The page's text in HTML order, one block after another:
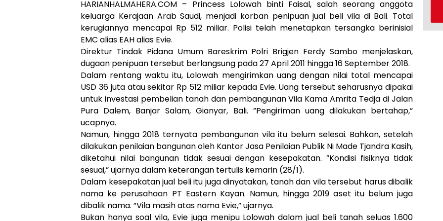
HARIANHALMAHERA.COM – Princess Lolowah binti Faisal, salah seorang anggota
keluarga Kerajaan Arab Saudi, menjadi korban penipuan jual beli vila di Bali. Total
kerugiannya mencapai Rp 512 miliar. Polisi telah menetapkan tersangka berinisial
EMC alias EAH alias Evie.
Direktur Tindak Pidana Umum Bareskrim Polri Brigjen Ferdy Sambo menjelaskan,
dugaan penipuan tersebut berlangsung pada 27 April 2011 hingga 16 September 2018.
Dalam rentang waktu itu, Lolowah mengirimkan uang dengan nilai total mencapai
USD 36 juta atau sekitar Rp 512 miliar kepada Evie. Uang tersebut seharusnya dipakai
untuk investasi pembelian tanah dan pembangunan Vila Kama Amrita Tedja di Jalan
Pura Dalem, Banjar Salam, Gianyar, Bali. ”Pengiriman uang dilakukan bertahap,”
ucapnya.
Namun, hingga 2018 ternyata pembangunan vila itu belum selesai. Bahkan, setelah
dilakukan penilaian bangunan oleh Kantor Jasa Penilaian Publik Ni Made Tjandra Kasih,
diketahui nilai bangunan tidak sesuai dengan kesepakatan. ”Kondisi fisiknya tidak
sesuai,” ujarnya dalam keterangan tertulis kemarin (28/1).
Dalam kesepakatan jual beli itu juga dinyatakan, tanah dan vila tersebut harus dibalik
nama ke perusahaan PT Eastern Kayan. Namun, hingga 2019 aset itu belum juga
dibalik nama. ”Vila masih atas nama Evie,” ujarnya.
Bukan hanya soal vila, Evie juga menipu Lolowah dalam jual beli tanah seluas 1.600